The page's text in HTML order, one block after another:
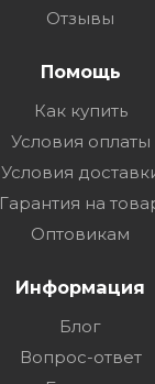
Отзывы
Помощь
Как купить
Условия оплаты
Условия
Гарантия на
Оптовикам
Информация
Блог
Вопрос-ответ